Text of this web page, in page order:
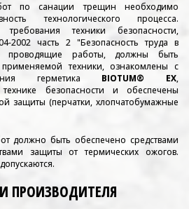
по санации трещин необходимо
технологического процесса.
техники безопасности,
2002 часть 2 "Безопасность труда в
проводящие работы, должны быть
техники, ознакомлены с
герметика BIOTUM® EX,
безопасности и обеспечены
защиты (перчатки, хлопчатобумажные
должно быть обеспечено средствами
защиты от термических ожогов.
ПРОИЗВОДИТЕЛЯ